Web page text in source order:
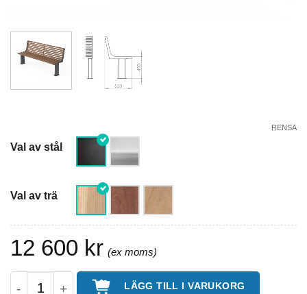
Val av stål
Val av trä
RENSA
12 600 kr
VITA Parkbänk Med Ryggstöd 180 Cm Bred mängd
LÄGG TILL I VARUKORG